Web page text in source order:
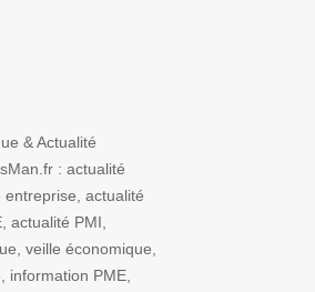
& Actualité
: actualité
actualité
actualité PMI,
veille économique,
information PME,